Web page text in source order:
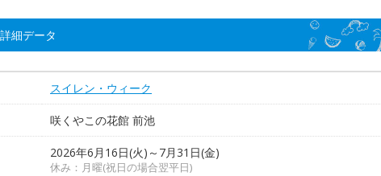
細データ
スイレン・ウィーク
咲くやこの花館 前池
2026年6月16日(火)～7月31日(金)
休み：月曜(祝日の場合翌平日)